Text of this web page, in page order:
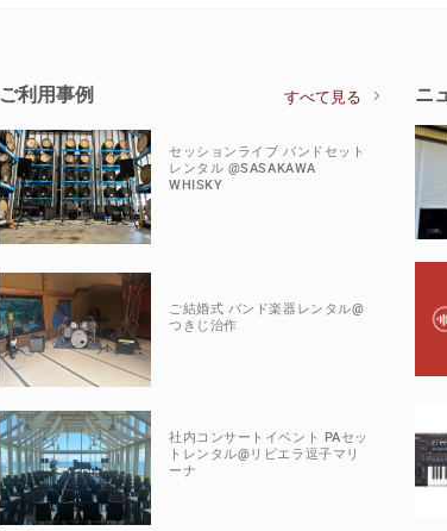
ご利用事例 すべて見る
セッションライブ バンドセット
レンタル @SASAKAWA
WHISKY
ご結婚式 バンド楽器レンタル@
つきじ治作
社内コンサートイベント PAセッ
トレンタル@リビエラ逗子マリ
ーナ
ニ